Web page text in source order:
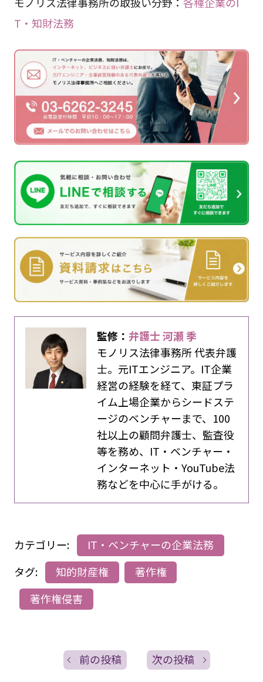
T・知財法務
監修：弁護士 河瀬 季
モノリス法律事務所 代表弁護
士。元ITエンジニア。IT企業
経営の経験を経て、東証プラ
イム上場企業からシードステ
ージのベンチャーまで、100
社以上の顧問弁護士、監査役
等を務め、IT・ベンチャー・
インターネット・YouTube法
務などを中心に手がける。
カテゴリー:
IT・ベンチャーの企業法務
タグ:
知的財産権
著作権
著作権侵害
前の投稿 次の投稿